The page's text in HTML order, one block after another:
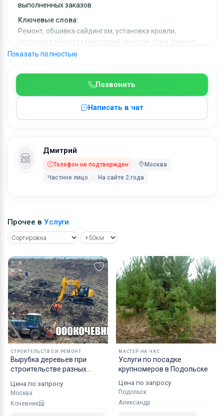
Позвонить
Написать в чат
Дмитрий
Телефон не подтвержден
Москва
Частное лицо
На сайте 2 года
выполненных заказов.
Ключевые слова:
Ремонт, обшивка сайдингом, установка кровли,
установка снегозадержателей, монтаж дома, ремонт
крыши, замена крыши.
Показать полностью
Прочее в Услуги
СТРОИТЕЛЬСТВО И РЕМОНТ
Вырубка деревьев при
строительстве разных
Цена по запросу
Москва
Кочевник
МАСТЕР НА ЧАС
Услуги по посадке
крупномеров в Подольске
Цена по запросу
Подольск
Александр